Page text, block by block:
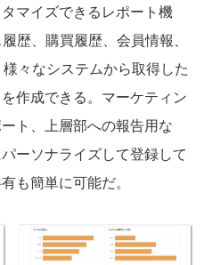
マイズできるレポート機
歴、購買履歴、会員情報、
々なシステムから取得した
作成できる。マーケティン
ト、上層部への報告用な
ーソナライズして登録して
も簡単に可能だ。